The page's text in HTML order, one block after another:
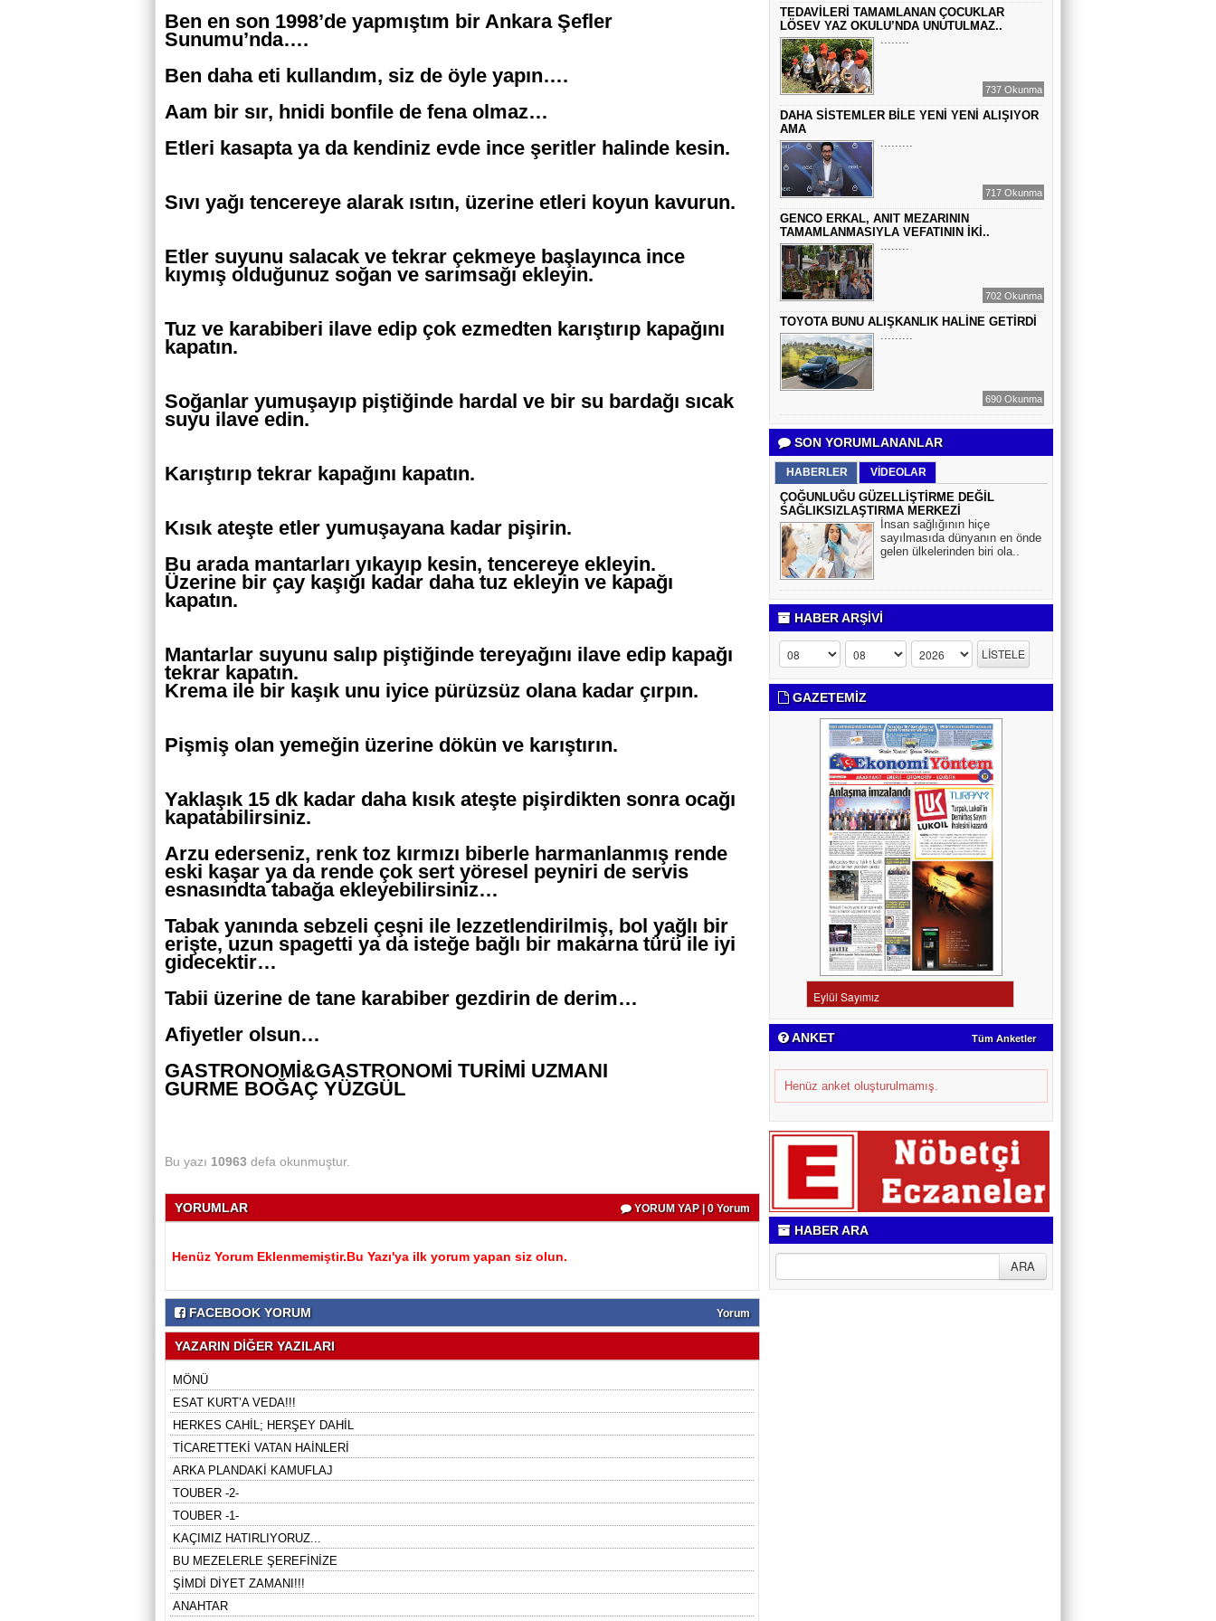
Ben en son 1998’de yapmıştım bir Ankara Şefler
Sunumu’nda….
Ben daha eti kullandım, siz de öyle yapın….
Aam bir sır, hnidi bonfile de fena olmaz…
Etleri kasapta ya da kendiniz evde ince şeritler halinde kesin.
Sıvı yağı tencereye alarak ısıtın, üzerine etleri koyun kavurun.
Etler suyunu salacak ve tekrar çekmeye başlayınca ince
kıymış olduğunuz soğan ve sarımsağı ekleyin.
Tuz ve karabiberi ilave edip çok ezmedten karıştırıp kapağını
kapatın.
Soğanlar yumuşayıp piştiğinde hardal ve bir su bardağı sıcak
suyu ilave edin.
Karıştırıp tekrar kapağını kapatın.
Kısık ateşte etler yumuşayana kadar pişirin.
Bu arada mantarları yıkayıp kesin, tencereye ekleyin.
Üzerine bir çay kaşığı kadar daha tuz ekleyin ve kapağı
kapatın.
Mantarlar suyunu salıp piştiğinde tereyağını ilave edip kapağı
tekrar kapatın.
Krema ile bir kaşık unu iyice pürüzsüz olana kadar çırpın.
Pişmiş olan yemeğin üzerine dökün ve karıştırın.
Yaklaşık 15 dk kadar daha kısık ateşte pişirdikten sonra ocağı
kapatabilirsiniz.
Arzu ederseniz, renk toz kırmızı biberle harmanlanmış rende
eski kaşar ya da rende çok sert yöresel peyniri de servis
esnasındta tabağa ekleyebilirsiniz…
Tabak yanında sebzeli çeşni ile lezzetlendirilmiş, bol yağlı bir
erişte, uzun spagetti ya da isteğe bağlı bir makarna türü ile iyi
gidecektir…
Tabii üzerine de tane karabiber gezdirin de derim…
Afiyetler olsun…
GASTRONOMİ&GASTRONOMİ TURİMİ UZMANI
GURME BOĞAÇ YÜZGÜL
Bu yazı 10963 defa okunmuştur.
YORUMLAR YORUM YAP | 0 Yorum
Henüz Yorum Eklenmemiştir.Bu Yazı'ya ilk yorum yapan siz olun.
FACEBOOK YORUM Yorum
YAZARIN DİĞER YAZILARI
MÖNÜ
ESAT KURT’A VEDA!!!
HERKES CAHİL; HERŞEY DAHİL
TİCARETTEKİ VATAN HAİNLERİ
ARKA PLANDAKİ KAMUFLAJ
TOUBER -2-
TOUBER -1-
KAÇIMIZ HATIRLIYORUZ...
BU MEZELERLE ŞEREFİNİZE
ŞİMDİ DİYET ZAMANI!!!
ANAHTAR
BİR ROMAN DAHA
EMİR EMİRHANOĞLU
MACİT SOYDAN
DÜNYANIN MERKEZİNDE YAŞADIĞINI
SANANLAR...
TEDAVİLERİ TAMAMLANAN ÇOCUKLAR
LÖSEV YAZ OKULU’NDA UNUTULMAZ..
........
737 Okunma
DAHA SİSTEMLER BİLE YENİ YENİ ALIŞIYOR
AMA
.........
717 Okunma
GENCO ERKAL, ANIT MEZARININ
TAMAMLANMASIYLA VEFATININ İKİ..
........
702 Okunma
TOYOTA BUNU ALIŞKANLIK HALİNE GETİRDİ
.........
690 Okunma
SON YORUMLANANLAR
HABERLER VİDEOLAR
ÇOĞUNLUĞU GÜZELLİŞTİRME DEĞİL
SAĞLIKSIZLAŞTIRMA MERKEZİ
İnsan sağlığının hiçe
sayılmasıda dünyanın en önde
gelen ülkelerinden biri ola..
HABER ARŞİVİ
GAZETEMİZ
ANKET Tüm Anketler
Henüz anket oluşturulmamış.
HABER ARA